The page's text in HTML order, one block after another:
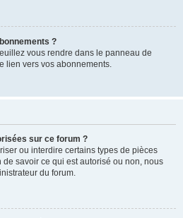
?
vous rendre dans le panneau de
lien vers vos abonnements.
sur ce forum ?
ou interdire certains types de pièces
de savoir ce qui est autorisé ou non, nous
du forum.